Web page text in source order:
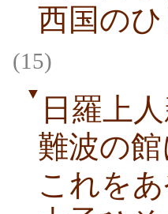
西国の
(15)
▼
日羅上
難波の
これを